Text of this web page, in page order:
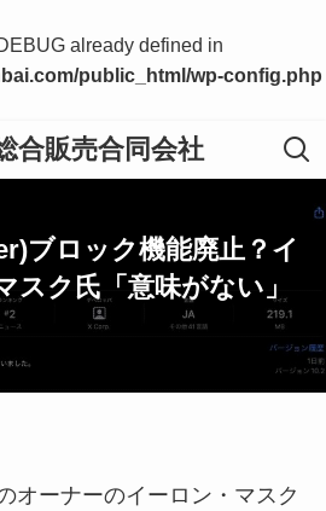
already defined in
public_html/wp-config.php
合販売合同会社
ブロック機能廃止？イ
スク氏「意味がない」
オーナーのイーロン・マスク